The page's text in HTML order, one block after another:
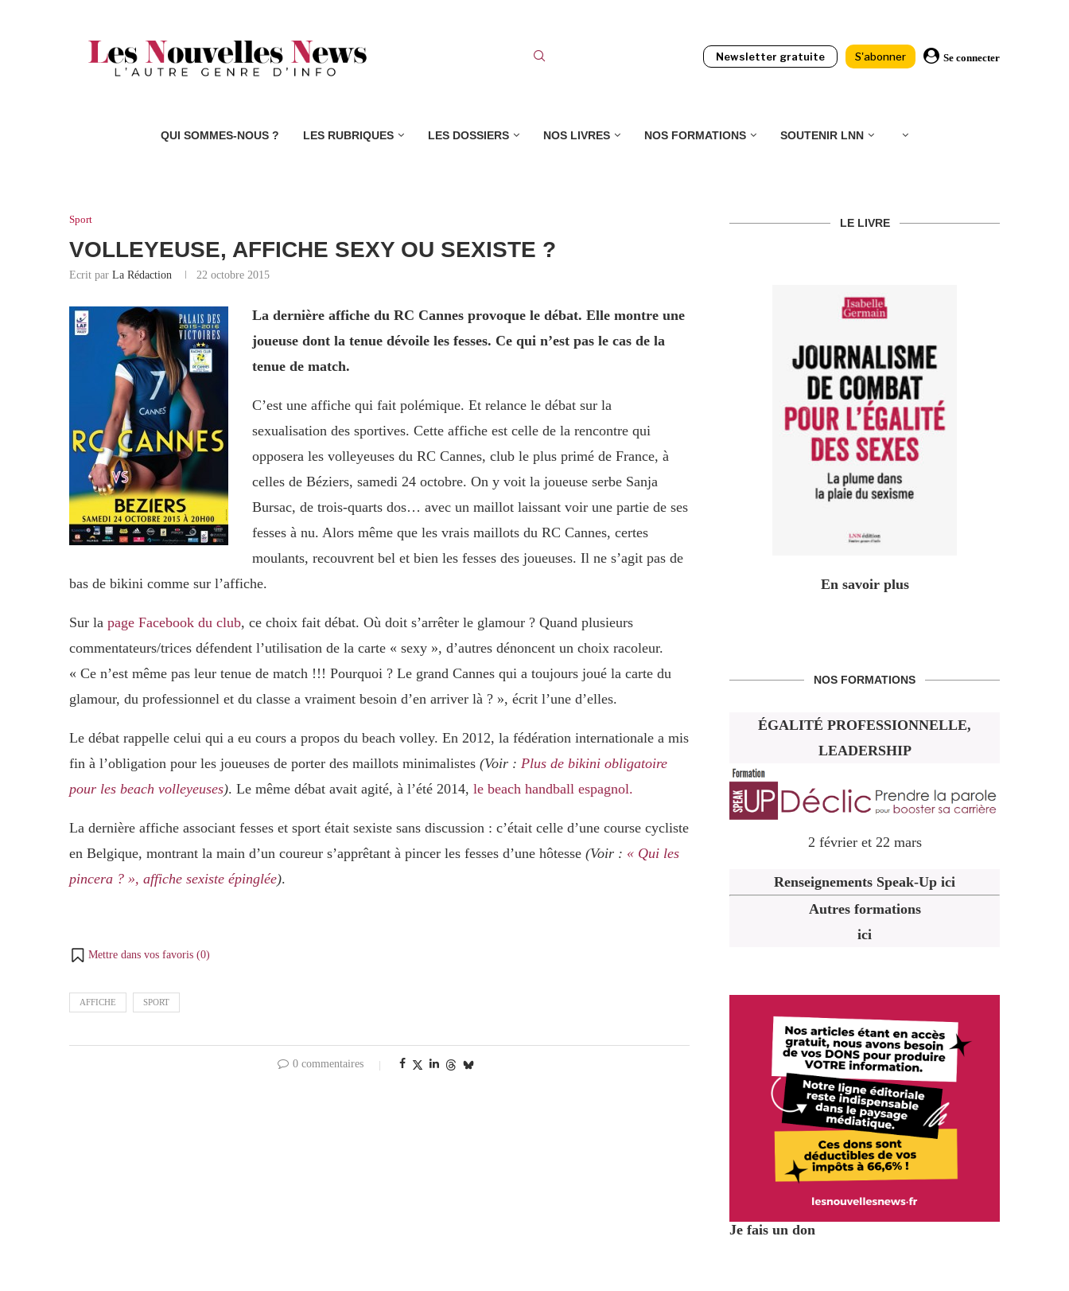
Newsletter gratuite S'abonner Se connecter
QUI SOMMES-NOUS ? LES RUBRIQUES LES DOSSIERS NOS LIVRES NOS FORMATIONS SOUTENIR LNN
Sport
VOLLEYEUSE, AFFICHE SEXY OU SEXISTE ?
Ecrit par La Rédaction 22 octobre 2015
La dernière affiche du RC Cannes provoque le débat. Elle montre une
joueuse dont la tenue dévoile les fesses. Ce qui n’est pas le cas de la
tenue de match.
C’est une affiche qui fait polémique. Et relance le débat sur la
sexualisation des sportives. Cette affiche est celle de la rencontre qui
opposera les volleyeuses du RC Cannes, club le plus primé de France, à
celles de Béziers, samedi 24 octobre. On y voit la joueuse serbe Sanja
Bursac, de trois-quarts dos… avec un maillot laissant voir une partie de ses
fesses à nu. Alors même que les vrais maillots du RC Cannes, certes
moulants, recouvrent bel et bien les fesses des joueuses. Il ne s’agit pas de
bas de bikini comme sur l’affiche.
Sur la page Facebook du club, ce choix fait débat. Où doit s’arrêter le glamour ? Quand plusieurs
commentateurs/trices défendent l’utilisation de la carte « sexy », d’autres dénoncent un choix racoleur.
« Ce n’est même pas leur tenue de match !!! Pourquoi ? Le grand Cannes qui a toujours joué la carte du
glamour, du professionnel et du classe a vraiment besoin d’en arriver là ? », écrit l’une d’elles.
Le débat rappelle celui qui a eu cours a propos du beach volley. En 2012, la fédération internationale a mis
fin à l’obligation pour les joueuses de porter des maillots minimalistes (Voir : Plus de bikini obligatoire
pour les beach volleyeuses). Le même débat avait agité, à l’été 2014, le beach handball espagnol.
La dernière affiche associant fesses et sport était sexiste sans discussion : c’était celle d’une course cycliste
en Belgique, montrant la main d’un coureur s’apprêtant à pincer les fesses d’une hôtesse (Voir : « Qui les
pincera ? », affiche sexiste épinglée).
Mettre dans vos favoris (0)
AFFICHE SPORT
0 commentaires
LE LIVRE
En savoir plus
NOS FORMATIONS
ÉGALITÉ PROFESSIONNELLE,
LEADERSHIP
2 février et 22 mars
Renseignements Speak-Up ici
Autres formations
ici
Je fais un don